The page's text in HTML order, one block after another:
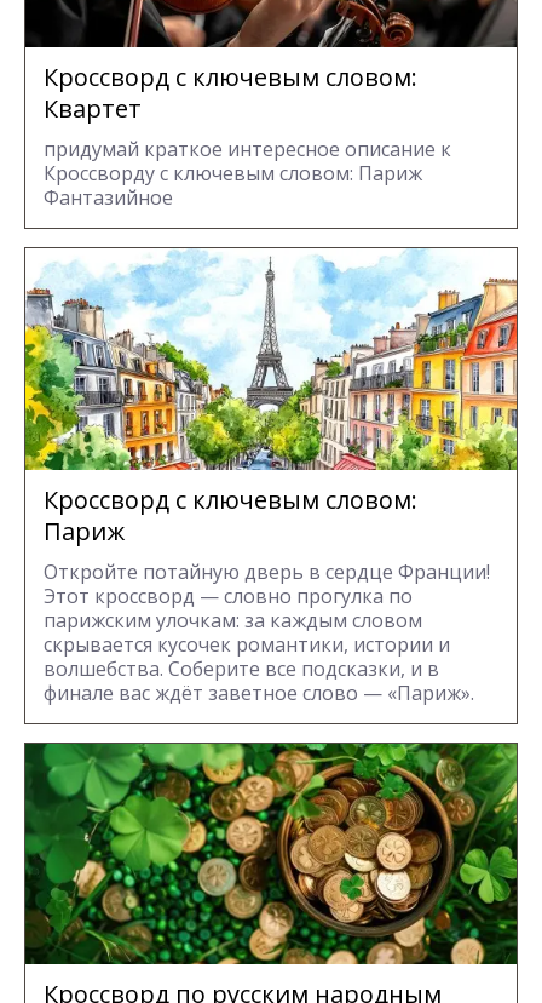
Кроссворд с ключевым словом:
Квартет
придумай краткое интересное описание к
Кроссворду с ключевым словом: Париж
Фантазийное
Кроссворд с ключевым словом:
Париж
Откройте потайную дверь в сердце Франции!
Этот кроссворд — словно прогулка по
парижским улочкам: за каждым словом
скрывается кусочек романтики, истории и
волшебства. Соберите все подсказки, и в
финале вас ждёт заветное слово — «Париж».
Кроссворд по русским народным